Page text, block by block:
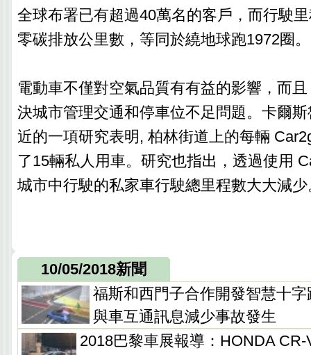
全球布署已有超過40萬名的客戶，而行駛
零碳排放公里數，等同於繞地球跑1972圈。
電動車不僅對空氣品質有有益的影響，而
決城市管理交通和停車位不足問題。卡爾
近的一項研究表明, 柏林街道上的每輛
了15輛私人用車。研究也指出，透過使用
城市中行駛的私家車行駛總里程數大大減少
10/05/2018新聞
福斯和西門子合作開發智慧十
與車互通訊息減少事故發生
2018巴黎車展報導：HONDA